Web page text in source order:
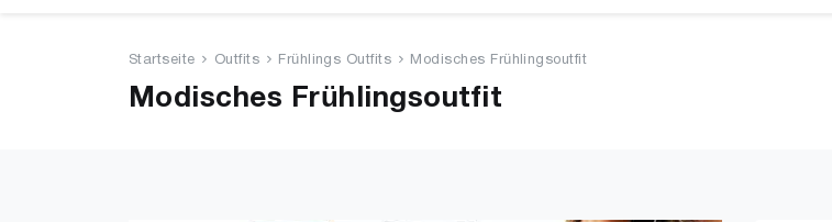
Startseite Outfits Frühlings Outfits Modisches Frühlingsoutfit
Modisches Frühlingsoutfit